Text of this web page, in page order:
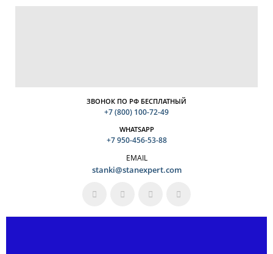
ЗВОНОК ПО РФ БЕСПЛАТНЫЙ
+7 (800) 100-72-49
WHATSAPP
+7 950-456-53-88
EMAIL
stanki@stanexpert.com